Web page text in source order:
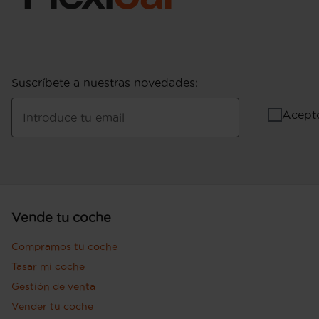
Suscríbete a nuestras novedades:
Introduce tu email
Vende tu coche
Compramos tu coche
Tasar mi coche
Gestión de venta
Vender tu coche